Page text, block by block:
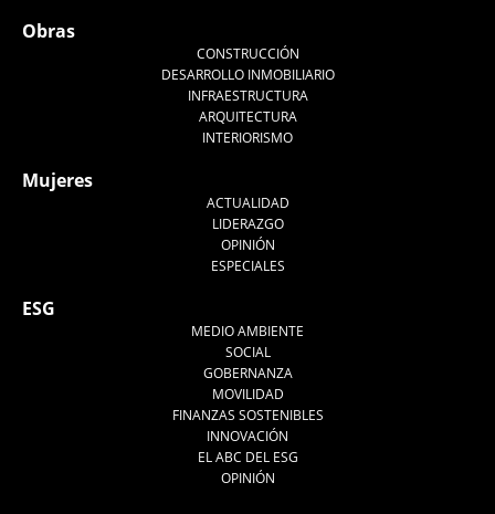
Obras
CONSTRUCCIÓN
DESARROLLO INMOBILIARIO
INFRAESTRUCTURA
ARQUITECTURA
INTERIORISMO
Mujeres
ACTUALIDAD
LIDERAZGO
OPINIÓN
ESPECIALES
ESG
MEDIO AMBIENTE
SOCIAL
GOBERNANZA
MOVILIDAD
FINANZAS SOSTENIBLES
INNOVACIÓN
EL ABC DEL ESG
OPINIÓN